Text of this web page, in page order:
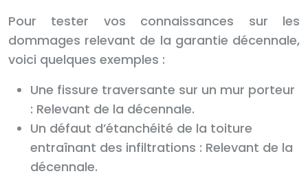
Pour tester vos connaissances sur les
dommages relevant de la garantie décennale,
voici quelques exemples :
Une fissure traversante sur un mur porteur
: Relevant de la décennale.
Un défaut d’étanchéité de la toiture
entraînant des infiltrations : Relevant de la
décennale.